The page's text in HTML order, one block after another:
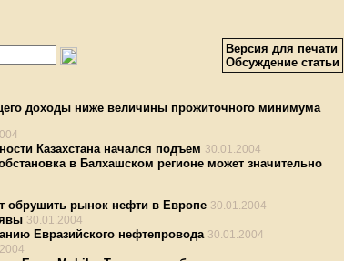
Версия для печати
Обсуждение статьи
доходы ниже величины прожиточного минимума
Казахстана начался подъем 30.01.2004
в Балхашском регионе может значительно
обрушить рынок нефти в Европе 30.01.2004
30.01.2004
Евразийского нефтепровода 30.01.2004